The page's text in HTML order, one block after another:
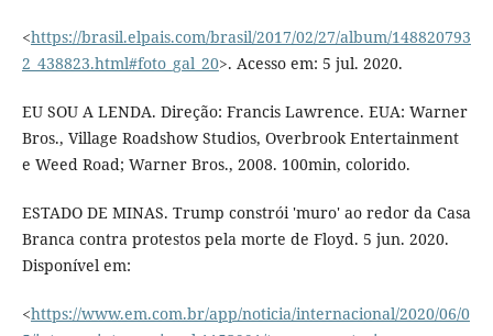
<https://brasil.elpais.com/brasil/2017/02/27/album/148820793
2_438823.html#foto_gal_20>. Acesso em: 5 jul. 2020.
EU SOU A LENDA. Direção: Francis Lawrence. EUA: Warner
Bros., Village Roadshow Studios, Overbrook Entertainment
e Weed Road; Warner Bros., 2008. 100min, colorido.
ESTADO DE MINAS. Trump constrói 'muro' ao redor da Casa
Branca contra protestos pela morte de Floyd. 5 jun. 2020.
Disponível em:
<https://www.em.com.br/app/noticia/internacional/2020/06/0